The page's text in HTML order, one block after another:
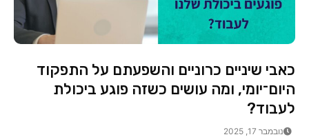
כאבי שיניים כרוניים והשפעתם על התפקוד
היום־יומי, ומה עושים כשזה פוגע ביכולת
לעבוד?
נובמבר 17, 2025